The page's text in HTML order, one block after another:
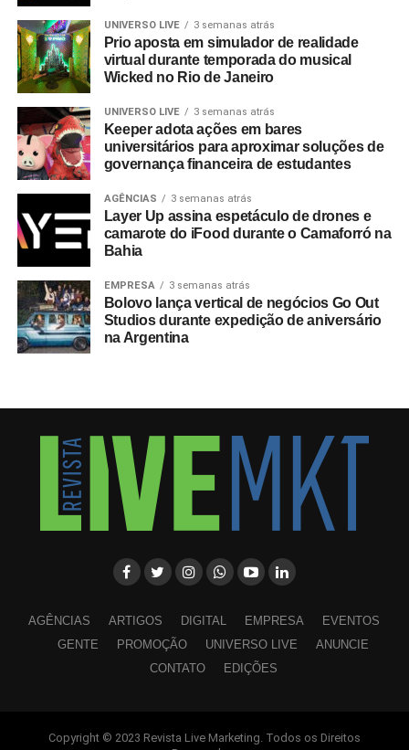
UNIVERSO LIVE 3 semanas atrás
Prio aposta em simulador de realidade
virtual durante temporada do musical
Wicked no Rio de Janeiro
UNIVERSO LIVE 3 semanas atrás
Keeper adota ações em bares
universitários para aproximar soluções de
governança financeira de estudantes
AGÊNCIAS 3 semanas atrás
Layer Up assina espetáculo de drones e
camarote do iFood durante o Camaforró na
Bahia
EMPRESA 3 semanas atrás
Bolovo lança vertical de negócios Go Out
Studios durante expedição de aniversário
na Argentina
AGÊNCIAS ARTIGOS DIGITAL EMPRESA
EVENTOS
GENTE
PROMOÇÃO UNIVERSO LIVE
ANUNCIE
CONTATO
EDIÇÕES
Copyright © 2023 Revista Live Marketing. Todos os Direitos